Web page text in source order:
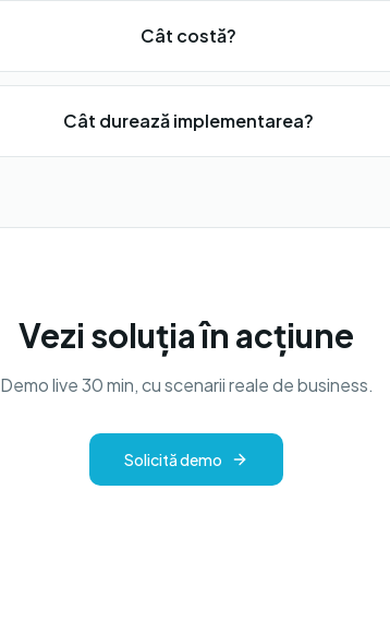
Cât costă?
Cât durează implementarea?
Vezi soluția în acțiune
Demo live 30 min, cu scenarii reale de business.
Solicită demo